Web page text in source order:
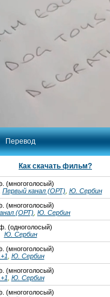
Перевод
Как скачать фильм?
(многоголосый)
Первый канал (ОРТ) Ю. Сербин
(многоголосый)
(ОРТ) Ю. Сербин
(одноголосый)
Ю. Сербин
(многоголосый)
Ю. Сербин
(многоголосый)
Ю. Сербин
(многоголосый)